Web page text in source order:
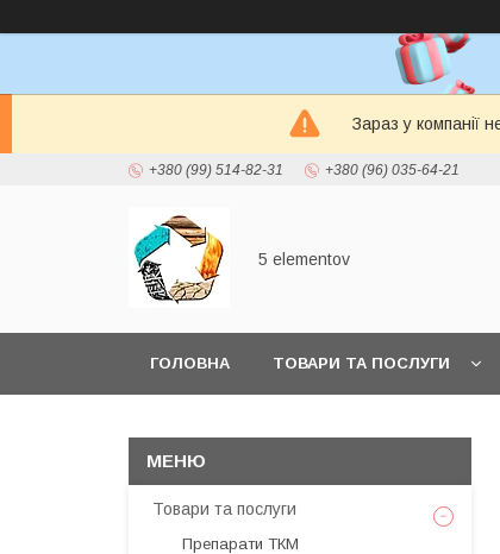
Зараз у компанії
+380 (99) 514-82-31 +380 (96) 035-64-21
5 elementov
ГОЛОВНА ТОВАРИ ТА ПОСЛУГИ
Товари та послуги
Препарати ТКМ